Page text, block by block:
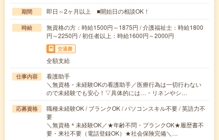
期間 即日～2ヶ月以上 ■開始日の相談OK！
時給
無資格の方：時給1500円～1875円 / 介護福祉士：時給1800
円～2250円 / 初任者以上：時給1600円～2000円
交通費
全額支給
仕事内容
看護助手
＼無資格・未経験OKの看護助手／医療行為は一切行わない
ので未経験でも安心！▽具体的には…・リネンやシ…
応募資格
職種未経験OK / ブランクOK / パソコンスキル不要 / 英語力不
要
＼無資格＊未経験OK／★年齢不問・ブランクOK★履歴書不
要・来社不要（電話登録OK）★社会保険完備＼…